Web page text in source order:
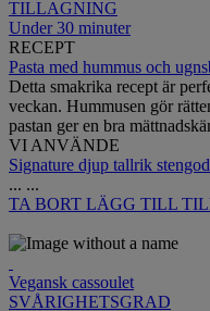
TILLAGNING
Under 30 minuter
RECEPT
Pasta med hummus och
Detta smakrika recept är
veckan. Hummusen gör
pastan ger en bra
VI ANVÄNDE
Signature djup tallrik
... ...
TA BORT LÄGG TILL
Vegansk cassoulet
SVÅRIGHETSGRAD